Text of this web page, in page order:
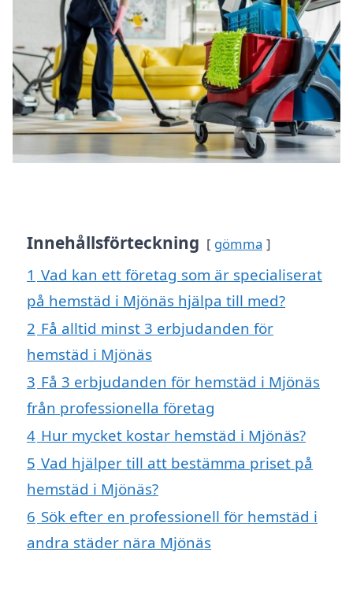
Innehållsförteckning gömma
1 Vad kan ett företag som är specialiserat
på hemstäd i Mjönäs hjälpa till med?
2 Få alltid minst 3 erbjudanden för
hemstäd i Mjönäs
3 Få 3 erbjudanden för hemstäd i Mjönäs
från professionella företag
4 Hur mycket kostar hemstäd i Mjönäs?
5 Vad hjälper till att bestämma priset på
hemstäd i Mjönäs?
6 Sök efter en professionell för hemstäd i
andra städer nära Mjönäs